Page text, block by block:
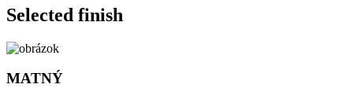
Selected finish
MATNÝ